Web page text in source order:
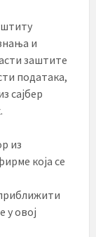
и
заштите
података,
сајбер
из
која се
у овој